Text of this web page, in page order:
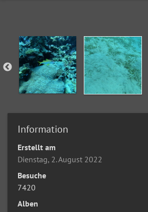
Information
Erstellt am
Dienstag, 2. August 2022
Besuche
7420
Alben